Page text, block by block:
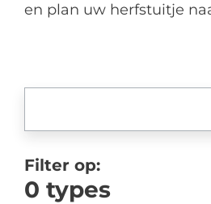
en plan uw herfstuitje
Filter op:
0 types